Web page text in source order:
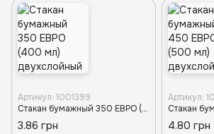
Артикул: 1001399
Стакан бумажный 350 ЕВРО (400 мл) двухслойный БАМБУКОВЫЙ D-90 (25/20/500)
3.86 грн
Артикул:
4.80 грн